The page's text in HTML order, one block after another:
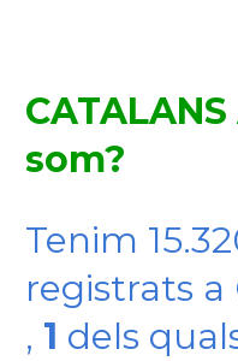
som?
Tenim
registrats
, 1 dels